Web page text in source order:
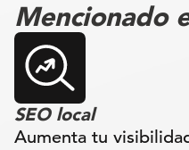
Mencionado
SEO local
Aumenta tu